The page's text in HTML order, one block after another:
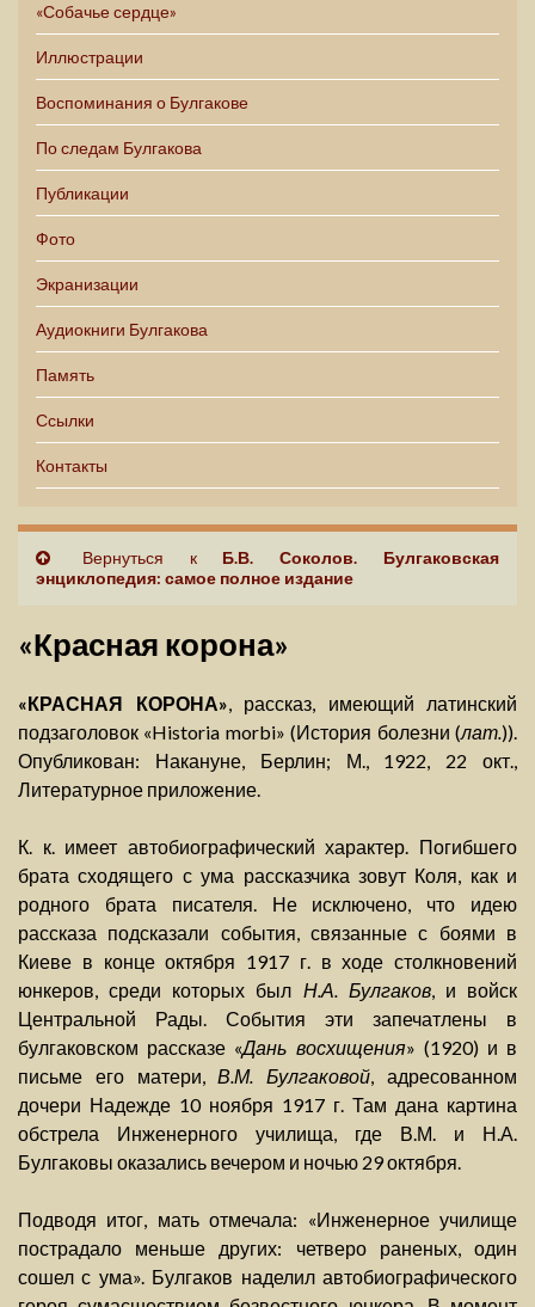
«Собачье сердце»
Иллюстрации
Воспоминания о Булгакове
По следам Булгакова
Публикации
Фото
Экранизации
Аудиокниги Булгакова
Память
Ссылки
Контакты
Вернуться к Б.В. Соколов. Булгаковская
энциклопедия: самое полное издание
«Красная корона»
«КРАСНАЯ КОРОНА», рассказ, имеющий латинский
подзаголовок «Historia morbi» (История болезни (лат.)).
Опубликован: Накануне, Берлин; М., 1922, 22 окт.,
Литературное приложение.
К. к. имеет автобиографический характер. Погибшего
брата сходящего с ума рассказчика зовут Коля, как и
родного брата писателя. Не исключено, что идею
рассказа подсказали события, связанные с боями в
Киеве в конце октября 1917 г. в ходе столкновений
юнкеров, среди которых был Н.А. Булгаков, и войск
Центральной Рады. События эти запечатлены в
булгаковском рассказе «Дань восхищения» (1920) и в
письме его матери,В.М. Булгаковой, адресованном
дочери Надежде 10 ноября 1917 г. Там дана картина
обстрела Инженерного училища, где В.М. и Н.А.
Булгаковы оказались вечером и ночью 29 октября.
Подводя итог, мать отмечала: «Инженерное училище
пострадало меньше других: четверо раненых, один
сошел с ума». Булгаков наделил автобиографического